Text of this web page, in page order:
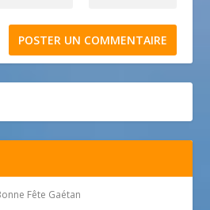
Fête Gaétan